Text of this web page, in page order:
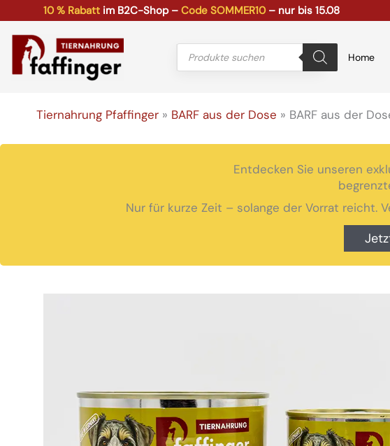
Inhalt
springen
10 % Rabatt im B2C-Shop – Code SOMMER10– nur bis 15.08
Products
search
Home
Tiernahrung Pfaffinger » BARF aus der Dose » BARF aus der
Entdecken Sie unseren
Nur für kurze Zeit – solange der Vorrat reicht.